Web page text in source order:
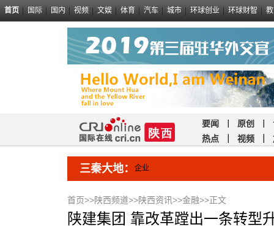
首页 国际 国内 视频 文娱 体育 汽车 城市 环球创业 环球财智
要闻 原创
热点
视频
三秦大地： 企业
首页>>陕西频道>>陕西资讯>>金融>>正文
陕建集团 靠改革蹚出一条转型